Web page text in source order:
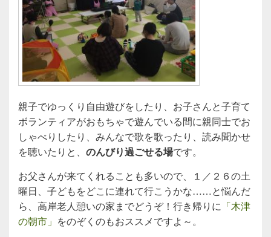
親子でゆっくり自由遊びをしたり、お子さんと子育て
ボランティアがおもちゃで遊んでいる間に親同士でお
しゃべりしたり、みんなで歌を歌ったり、読み聞かせ
を聴いたりと、 のんびり過ごせる場です。
お父さんが来てくれることも多いので、１／２６の土
曜日、子どもをどこに連れて行こうかな……と悩んだ
ら、高岸老人憩いの家までどうぞ！行き帰りに 「木津
の朝市」 をのぞくのもおススメですよ～。